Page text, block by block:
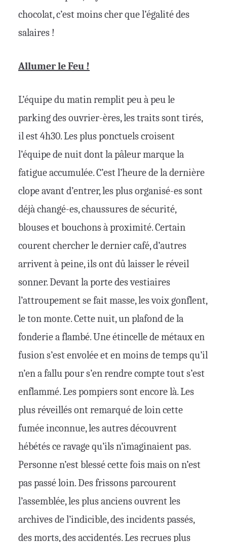
chocolat, c’est moins cher que l’égalité des
salaires !
Allumer le Feu !
L’équipe du matin remplit peu à peu le
parking des ouvrier-ères, les traits sont tirés,
il est 4h30. Les plus ponctuels croisent
l’équipe de nuit dont la pâleur marque la
fatigue accumulée. C’est l’heure de la dernière
clope avant d’entrer, les plus organisé-es sont
déjà changé-es, chaussures de sécurité,
blouses et bouchons à proximité. Certain
courent chercher le dernier café, d’autres
arrivent à peine, ils ont dû laisser le réveil
sonner. Devant la porte des vestiaires
l’attroupement se fait masse, les voix gonflent,
le ton monte. Cette nuit, un plafond de la
fonderie a flambé. Une étincelle de métaux en
fusion s’est envolée et en moins de temps qu’il
n’en a fallu pour s’en rendre compte tout s’est
enflammé. Les pompiers sont encore là. Les
plus réveillés ont remarqué de loin cette
fumée inconnue, les autres découvrent
hébétés ce ravage qu’ils n’imaginaient pas.
Personne n’est blessé cette fois mais on n’est
pas passé loin. Des frissons parcourent
l’assemblée, les plus anciens ouvrent les
archives de l’indicible, des incidents passés,
des morts, des accidentés. Les recrues plus